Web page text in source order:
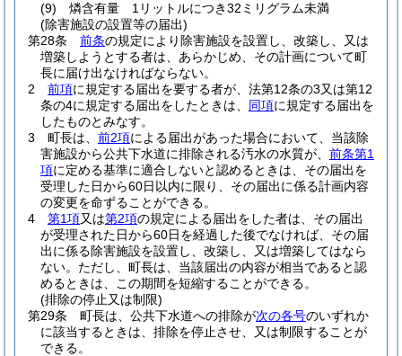
(9)
燐含有量 1リットルにつき32ミリグラム未満
(除害施設の設置等の届出)
第28条
前条の規定により除害施設を設置し、改築し、又は
増築しようとする者は、あらかじめ、その計画について町
長に届け出なければならない。
2
前項に規定する届出を要する者が、法第12条の3又は第12
条の4に規定する届出をしたときは、 同項に規定する届出を
したものとみなす。
3
町長は、 前2項による届出があった場合において、当該除
害施設から公共下水道に排除される汚水の水質が、 前条第1
項に定める基準に適合しないと認めるときは、その届出を
受理した日から60日以内に限り、その届出に係る計画内容
の変更を命ずることができる。
4
第1項又は第2項の規定による届出をした者は、その届出
が受理された日から60日を経過した後でなければ、その届
出に係る除害施設を設置し、改築し、又は増築してはなら
ない。 ただし、町長は、当該届出の内容が相当であると認
めるときは、この期間を短縮することができる。
(排除の停止又は制限)
第29条
町長は、公共下水道への排除が次の各号のいずれか
に該当するときは、排除を停止させ、又は制限することが
できる。